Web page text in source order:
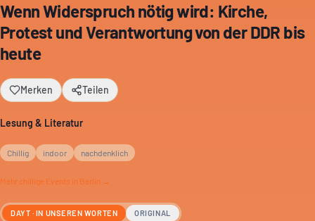
Wenn Widerspruch nötig wird: Kirche,
Protest und Verantwortung von der DDR bis
heute
Merken Teilen
Lesung & Literatur
Chillig indoor nachdenklich
Mehr chillige Events in Berlin →
DAYT · IN UNSEREN WORTEN ORIGINAL